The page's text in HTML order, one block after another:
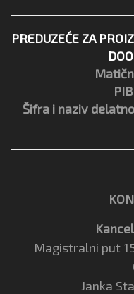
PREDUZEĆE ZA
Šifra i naziv
Magistralni put
Janka